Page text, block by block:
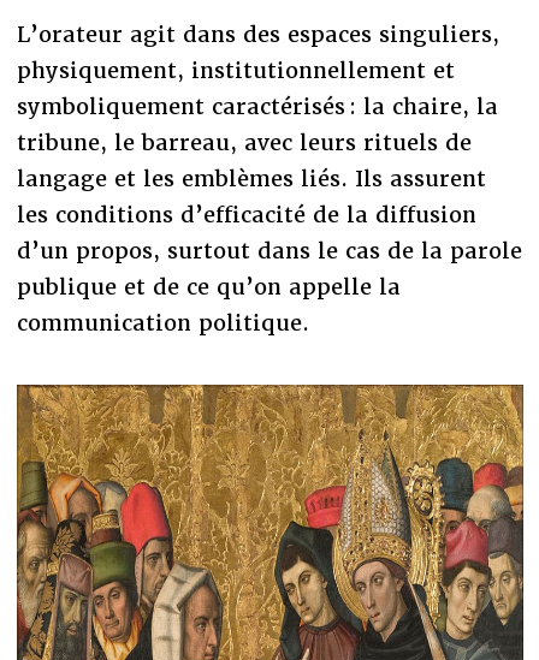
L’orateur agit dans des espaces singuliers,
physiquement, institutionnellement et
symboliquement caractérisés : la chaire, la
tribune, le barreau, avec leurs rituels de
langage et les emblèmes liés. Ils assurent
les conditions d’efficacité de la diffusion
d’un propos, surtout dans le cas de la parole
publique et de ce qu’on appelle la
communication politique.